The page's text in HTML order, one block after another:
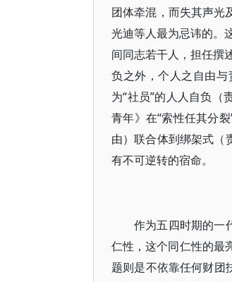
团体牵混，而失其声光
光迪等人最为忌讳的。
间同志若干人，担任撰
负之外，个人之自由
为“社员”的人人自负
青年》在“索性任其分
由）联合体到绑架式（
有不可逆转的宿命。
作为五四时期的一
仁性，这个同仁性的最
题则是不依靠任何财团